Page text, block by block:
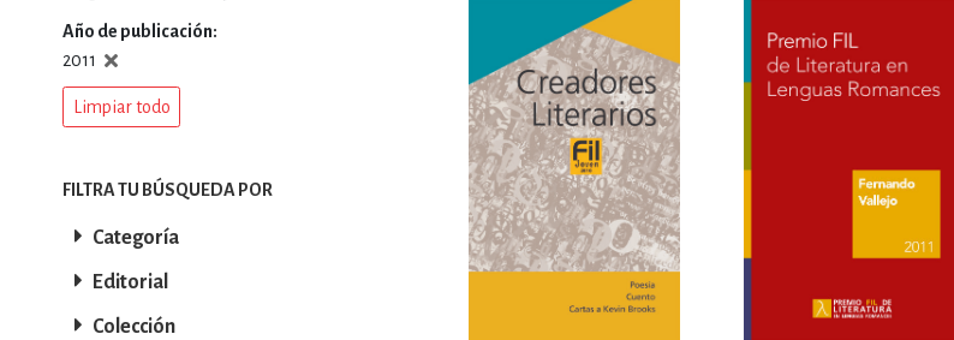
DEPORTES Y ACTIVIDADES DE OCIO AL
ECONOMÍA, FINANZAS,
ESTILOS DE VIDA, AFICIONES Y OCIO
Año de publicación
2011
Limpiar todo
FILTRA TU BÚSQUEDA POR
Categoría
Editorial
Colección